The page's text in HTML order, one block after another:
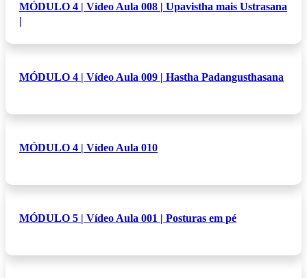
MÓDULO 4 | Vídeo Aula 008 | Upavistha mais Ustrasana
|
MÓDULO 4 | Vídeo Aula 009 | Hastha Padangusthasana
MÓDULO 4 | Vídeo Aula 010
MÓDULO 5 | Vídeo Aula 001 | Posturas em pé